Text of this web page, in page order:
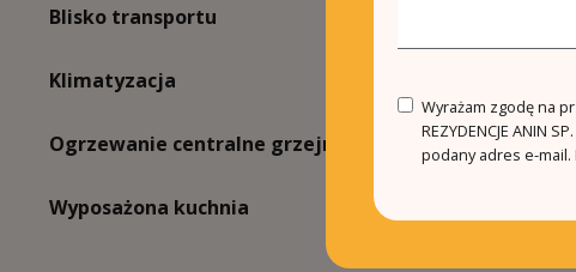
Blisko transportu
Klimatyzacja
Ogrzewanie centralne grzejnikami
Wyposażona kuchnia
Wyrażam zgodę na
REZYDENCJE ANIN
podany adres e-mail.